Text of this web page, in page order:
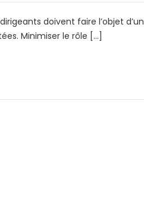
doivent faire l’objet
Minimiser le rôle […]